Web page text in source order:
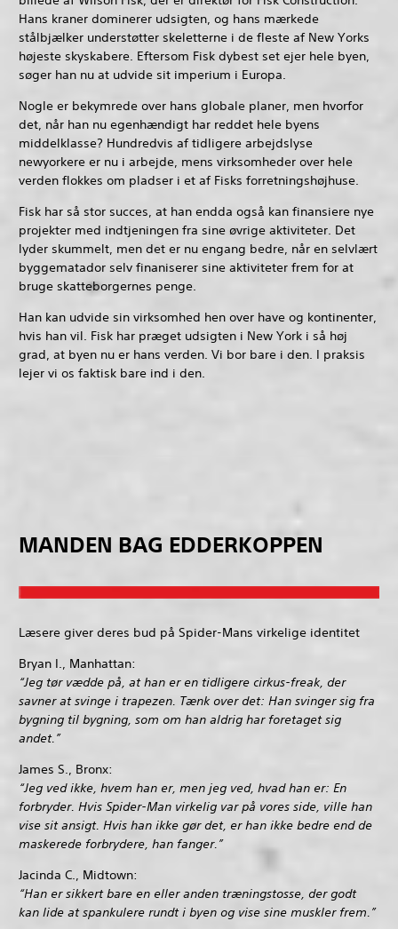
Hans kraner dominerer udsigten, og hans mærkede
stålbjælker understøtter skeletterne i de fleste af New Yorks
højeste skyskabere. Eftersom Fisk dybest set ejer hele byen,
søger han nu at udvide sit imperium i Europa.
Nogle er bekymrede over hans globale planer, men hvorfor
det, når han nu egenhændigt har reddet hele byens
middelklasse? Hundredvis af tidligere arbejdslyse
newyorkere er nu i arbejde, mens virksomheder over hele
verden flokkes om pladser i et af Fisks forretningshøjhuse.
Fisk har så stor succes, at han endda også kan finansiere nye
projekter med indtjeningen fra sine øvrige aktiviteter. Det
lyder skummelt, men det er nu engang bedre, når en selvlært
byggematador selv finaniserer sine aktiviteter frem for at
bruge skatteborgernes penge.
Han kan udvide sin virksomhed hen over have og kontinenter,
hvis han vil. Fisk har præget udsigten i New York i så høj
grad, at byen nu er hans verden. Vi bor bare i den. I praksis
lejer vi os faktisk bare ind i den.
MANDEN BAG EDDERKOPPEN
Læsere giver deres bud på Spider-Mans virkelige identitet
Bryan I., Manhattan:
“Jeg tør vædde på, at han er en tidligere cirkus-freak, der
savner at svinge i trapezen. Tænk over det: Han svinger sig fra
bygning til bygning, som om han aldrig har foretaget sig
andet.”
James S., Bronx:
“Jeg ved ikke, hvem han er, men jeg ved, hvad han er: En
forbryder. Hvis Spider-Man virkelig var på vores side, ville han
vise sit ansigt. Hvis han ikke gør det, er han ikke bedre end de
maskerede forbrydere, han fanger.”
Jacinda C., Midtown:
“Han er sikkert bare en eller anden træningstosse, der godt
kan lide at spankulere rundt i byen og vise sine muskler frem.”